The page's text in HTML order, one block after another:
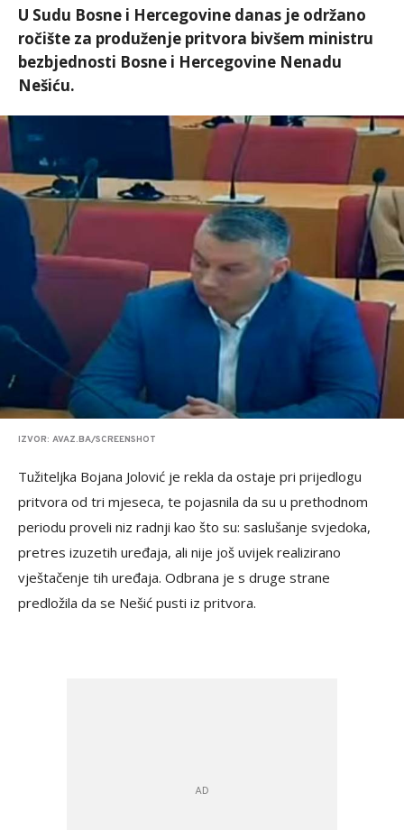
U Sudu Bosne i Hercegovine danas je održano
ročište za produženje pritvora bivšem ministru
bezbjednosti Bosne i Hercegovine Nenadu
Nešiću.
IZVOR: AVAZ.BA/SCREENSHOT
Tužiteljka Bojana Jolović je rekla da ostaje pri prijedlogu
pritvora od tri mjeseca, te pojasnila da su u prethodnom
periodu proveli niz radnji kao što su: saslušanje svjedoka,
pretres izuzetih uređaja, ali nije još uvijek realizirano
vještačenje tih uređaja. Odbrana je s druge strane
predložila da se Nešić pusti iz pritvora.